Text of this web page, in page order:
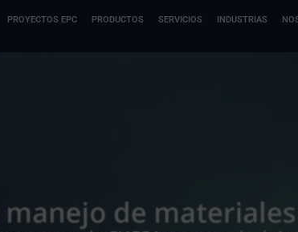
PROYECTOS EPC PRODUCTOS SERVICIOS INDUSTRIAS